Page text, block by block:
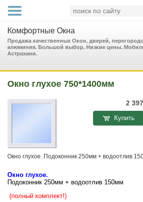
Комфортные Окна
Продажа качественных Окон, дверей,
алюминия. Большой выбор. Низкие цены.
Астрахани.
Окно глухое 750*1400мм
2 397
Купить
Окно глухое. Подоконник 250мм + водоотлив
Окно глухое.
Подоконник 250мм + водоотлив 150мм
(полный комплект!)